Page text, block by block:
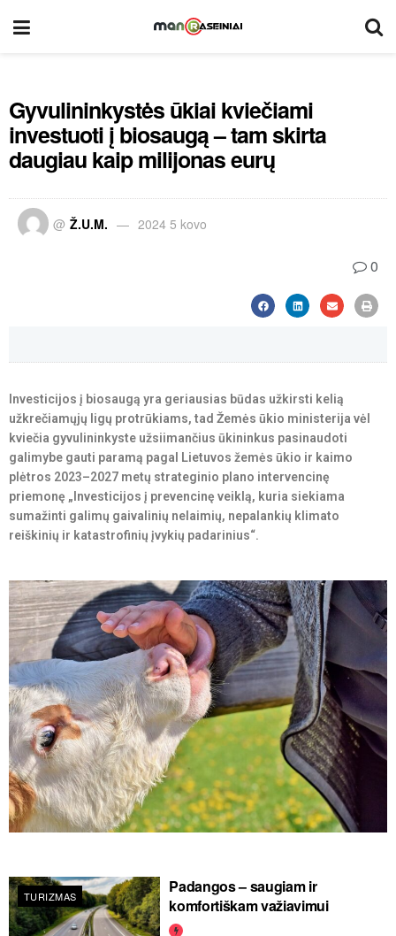
Gyvulininkystės ūkiai kviečiami
investuoti į biosaugą – tam skirta
daugiau kaip milijonas eurų
@ Ž.U.M. 2024 5 kovo
0
Investicijos į biosaugą yra geriausias būdas užkirsti kelią
užkrečiamųjų ligų protrūkiams, tad Žemės ūkio ministerija vėl
kviečia gyvulininkyste užsiimančius ūkininkus pasinaudoti
galimybe gauti paramą pagal Lietuvos žemės ūkio ir kaimo
plėtros 2023–2027 metų strateginio plano intervencinę
priemonę „Investicijos į prevencinę veiklą, kuria siekiama
sumažinti galimų gaivalinių nelaimių, nepalankių klimato
reiškinių ir katastrofinių įvykių padarinius“.
TURIZMAS
Padangos – saugiam ir
komfortiškam važiavimui